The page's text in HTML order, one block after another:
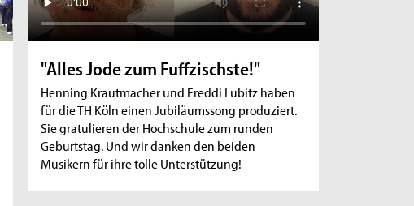
"Alles Jode zum Fuffzischste!"
Henning Krautmacher und Freddi Lubitz haben
für die TH Köln einen Jubiläumssong produziert.
Sie gratulieren der Hochschule zum runden
Geburtstag. Und wir danken den beiden
Musikern für ihre tolle Unterstützung!